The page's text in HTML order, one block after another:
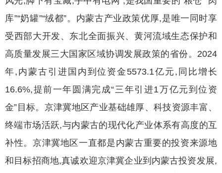
库”“奶罐”“绒都”。内蒙古产业政策优厚,是唯一同时享
受西部大开发、东北全面振兴、黄河流域生态保护和
高质量发展三大国家区域协调发展政策的省份。2024
年,内蒙古引进国内到位资金5573.1亿元,同比增长
16.6%,提前一年圆满完成“三年引进1万亿元到位资
金”目标。京津冀地区产业基础雄厚、科技资源丰富、
终端市场活跃,与内蒙古的现代化产业体系有高度的互
补性。京津冀地区一直都是内蒙古重要的投资来源地
和目标招商地,真诚欢迎京津冀企业到内蒙古投资发展,